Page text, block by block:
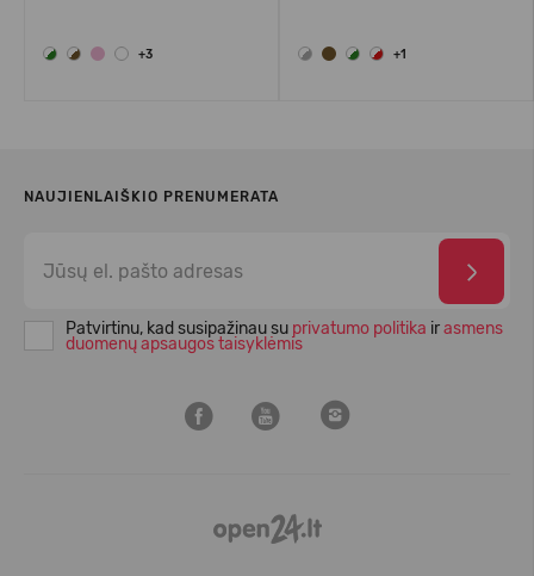
+3 +1
NAUJIENLAIŠKIO PRENUMERATA
Patvirtinu, kad susipažinau su privatumo politika irasmens
duomenų apsaugos taisyklėmis